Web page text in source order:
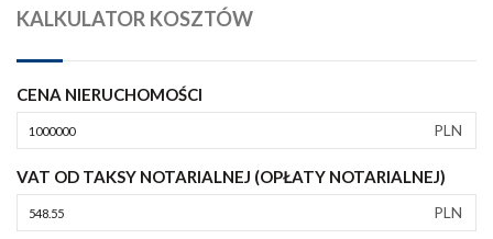
KALKULATOR KOSZTÓW
CENA NIERUCHOMOŚCI
PLN
VAT OD TAKSY NOTARIALNEJ (OPŁATY NOTARIALNEJ)
PLN